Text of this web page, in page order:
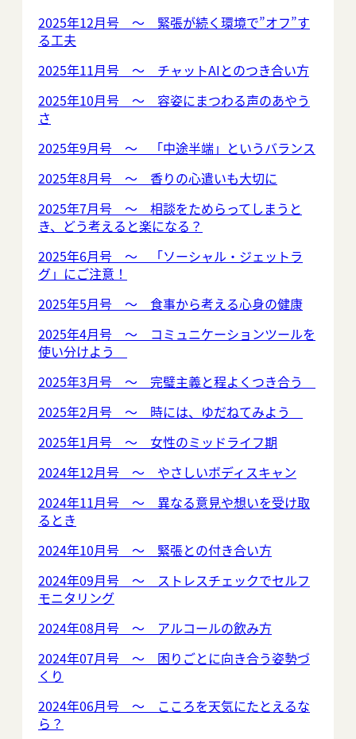
2025年12月号 ～ 緊張が続く環境で”オフ”す
る工夫
2025年11月号 ～ チャットAIとのつき合い方
2025年10月号 ～ 容姿にまつわる声のあやう
さ
2025年9月号 ～ 「中途半端」というバランス
2025年8月号 ～ 香りの心遣いも大切に
2025年7月号 ～ 相談をためらってしまうと
き、どう考えると楽になる？
2025年6月号 ～ 「ソーシャル・ジェットラ
グ」にご注意！
2025年5月号 ～ 食事から考える心身の健康
2025年4月号 ～ コミュニケーションツールを
使い分けよう
2025年3月号 ～ 完璧主義と程よくつき合う
2025年2月号 ～ 時には、ゆだねてみよう
2025年1月号 ～ 女性のミッドライフ期
2024年12月号 ～ やさしいボディスキャン
2024年11月号 ～ 異なる意見や想いを受け取
るとき
2024年10月号 ～ 緊張との付き合い方
2024年09月号 ～ ストレスチェックでセルフ
モニタリング
2024年08月号 ～ アルコールの飲み方
2024年07月号 ～ 困りごとに向き合う姿勢づ
くり
2024年06月号 ～ こころを天気にたとえるな
ら？